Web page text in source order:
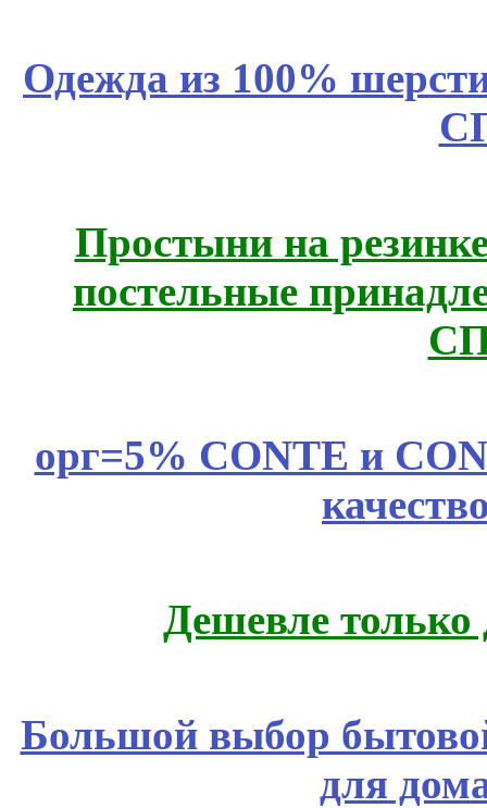
Одежда из 100%
Простыни на
постельные
орг=5% CONTE и
Дешевле
Большой выбор
для